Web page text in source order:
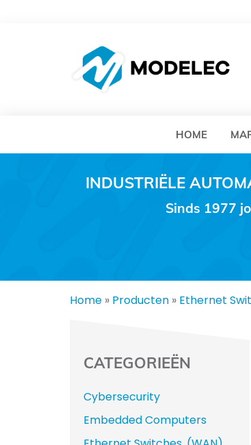
HOME
INDUSTRIËLE
Sinds 1977
Home » Producten » Ethernet
CATEGORIEËN
Cybersecurity
Embedded Computers